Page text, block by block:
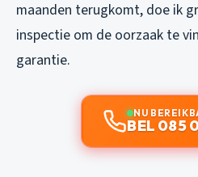
maanden terugkomt, doe ik
inspectie om de oorzaak te
garantie.
NU
BEL 085